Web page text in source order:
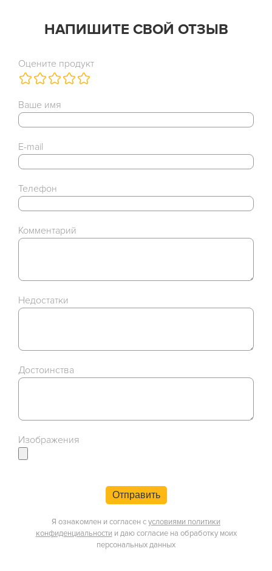
НАПИШИТЕ СВОЙ ОТЗЫВ
Оцените продукт
Ваше имя
E-mail
Телефон
Комментарий
Недостатки
Достоинства
Изображения
Отправить
Я ознакомлен и согласен сусловиями политики
конфиденциальности и даю согласие на обработку моих
персональных данных